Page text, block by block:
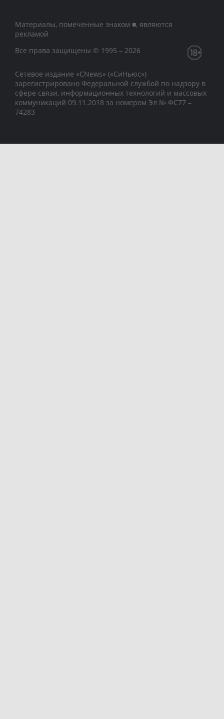
Материалы, помеченные знаком ■, являются
рекламой
Все права защищены © 1995 – 2026
Сетевое издание «CNews» («СиНьюс»)
зарегистрировано Федеральной службой по надзору в
сфере связи, информационных технологий и массовых
коммуникаций 09.11.2018 за номером Эл № ФС77 –
74283